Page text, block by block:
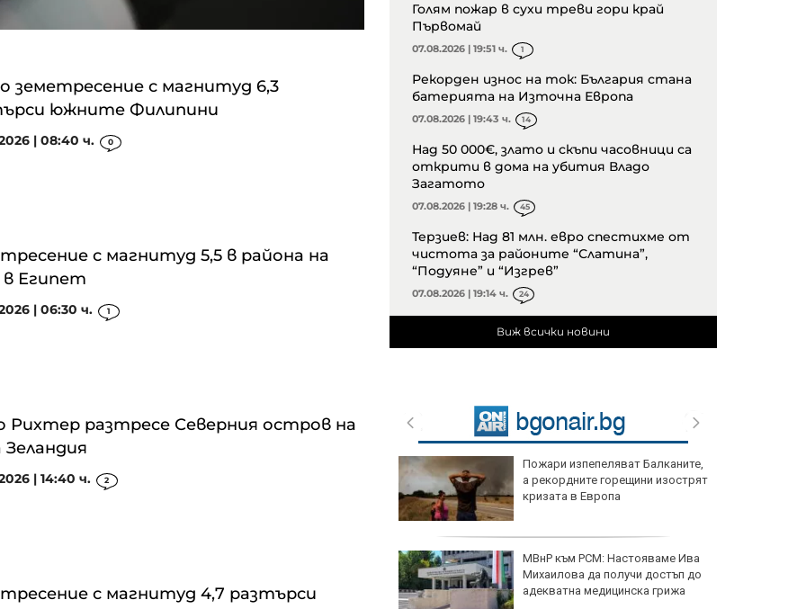
земетресение с магнитуд 6,3
южните Филипини
| 08:40 ч. 0
с магнитуд 5,5 в района на
в Египет
| 06:30 ч. 1
Рихтер разтресе Северния остров на
Зеландия
| 14:40 ч. 2
с магнитуд 4,7 разтърси
Голям пожар в сухи треви гори край
Първомай
07.08.2026 | 19:51 ч. 1
Рекорден износ на ток: България стана
батерията на Източна Европа
07.08.2026 | 19:43 ч. 14
Над 50 000€, злато и скъпи часовници са
открити в дома на убития Владо
Загатото
07.08.2026 | 19:28 ч. 45
Терзиев: Над 81 млн. евро спестихме от
чистота за районите “Слатина”,
“Подуяне” и “Изгрев”
07.08.2026 | 19:14 ч. 24
Виж всички новини
серия пети пореден ден
Пожари изпепеляват Балканите,
а рекордните горещини изострят
кризата в Европа
МВнР към РСМ: Настояваме Ива
Михаилова да получи достъп до
адекватна медицинска грижа